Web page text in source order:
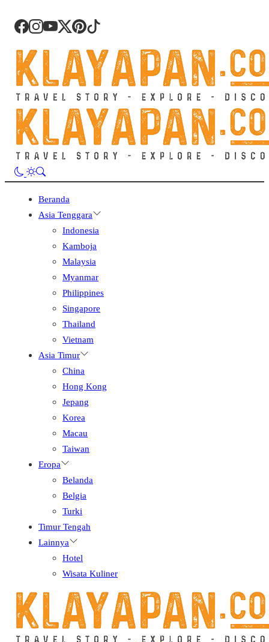
Beranda
Asia Tenggara
Indonesia
Kamboja
Malaysia
Myanmar
Philippines
Singapore
Thailand
Vietnam
Asia Timur
China
Hong Kong
Jepang
Korea
Macau
Taiwan
Eropa
Belanda
Belgia
Turki
Timur Tengah
Lainnya
Hotel
Wisata Kuliner